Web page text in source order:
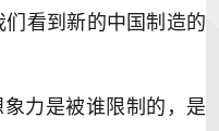
看到新的中国制造的
力是被谁限制的，是